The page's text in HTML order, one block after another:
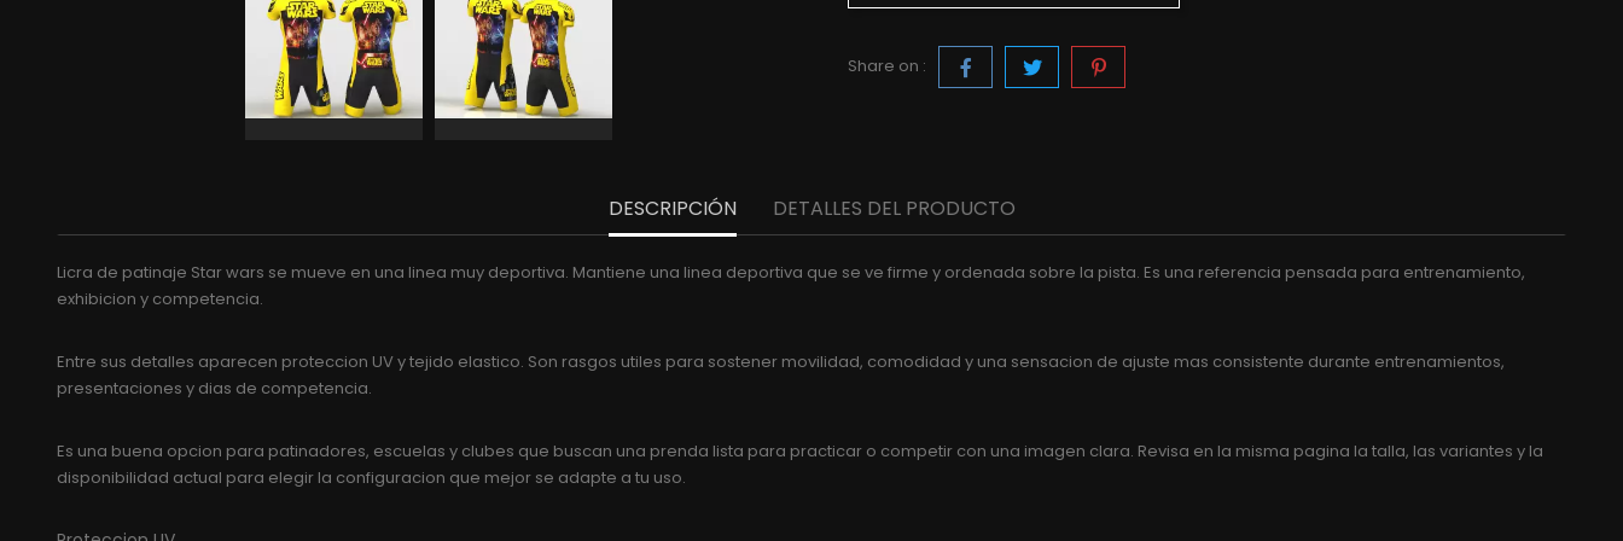
Share on :
DESCRIPCIÓN DETALLES DEL PRODUCTO
Licra de patinaje Star wars se mueve en una linea muy deportiva. Mantiene una linea deportiva que se ve firme y ordenada sobre la pista. Es una referencia pensada para entrenamiento,
exhibicion y competencia.
Entre sus detalles aparecen proteccion UV y tejido elastico. Son rasgos utiles para sostener movilidad, comodidad y una sensacion de ajuste mas consistente durante entrenamientos,
presentaciones y dias de competencia.
Es una buena opcion para patinadores, escuelas y clubes que buscan una prenda lista para practicar o competir con una imagen clara. Revisa en la misma pagina la talla, las variantes y la
disponibilidad actual para elegir la configuracion que mejor se adapte a tu uso.